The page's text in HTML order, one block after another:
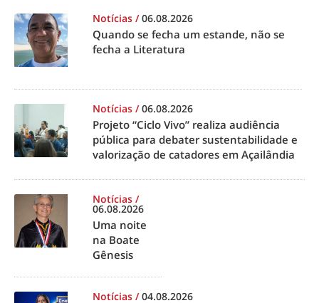
Notícias /06.08.2026
Quando se fecha um estande, não se
fecha a Literatura
Notícias /06.08.2026
Projeto “Ciclo Vivo” realiza audiência
pública para debater sustentabilidade e
valorização de catadores em Açailândia
Notícias /
06.08.2026
Uma noite
na Boate
Gênesis
Notícias /04.08.2026